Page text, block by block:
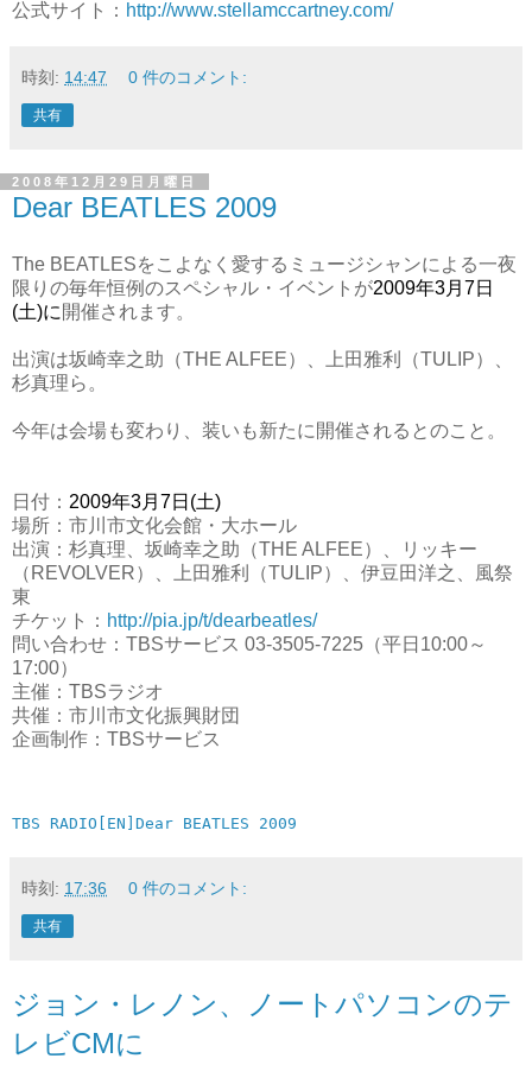
公式サイト： http://www.stellamccartney.com/
時刻: 14:47 0 件のコメント:
共有
2008年12月29日月曜日
Dear BEATLES 2009
The BEATLESをこよなく愛するミュージシャンによる一夜
限りの毎年恒例のスペシャル・イベントが2009年3月7日
(土)に 開催されます。
出演は坂崎幸之助（THE ALFEE）、上田雅利（TULIP）、
杉真理ら。
今年は会場も変わり、装いも新たに開催されるとのこと。
日付： 2009年3月7日(土)
場所：市川市文化会館・大ホール
出演：杉真理、坂崎幸之助（THE ALFEE）、リッキー
（REVOLVER）、上田雅利（TULIP）、伊豆田洋之、風祭
東
チケット： http://pia.jp/t/dearbeatles/
問い合わせ：TBSサービス 03-3505-7225（平日10:00～
17:00）
主催：TBSラジオ
共催：市川市文化振興財団
企画制作：TBSサービス
TBS RADIO[EN]Dear BEATLES 2009
時刻: 17:36 0 件のコメント:
共有
ジョン・レノン、ノートパソコンのテ
レビCMに